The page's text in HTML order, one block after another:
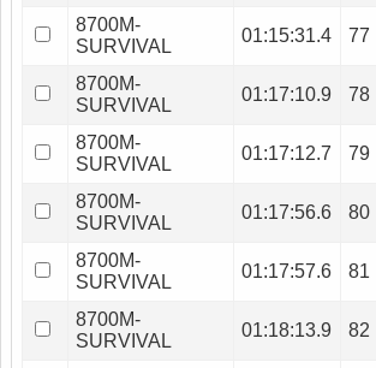
8700M-
SURVIVAL
01:15:31.4 77
8700M-
SURVIVAL
01:17:10.9 78
8700M-
SURVIVAL
01:17:12.7 79
8700M-
SURVIVAL
01:17:56.6 80
8700M-
SURVIVAL
01:17:57.6 81
8700M-
SURVIVAL
01:18:13.9 82